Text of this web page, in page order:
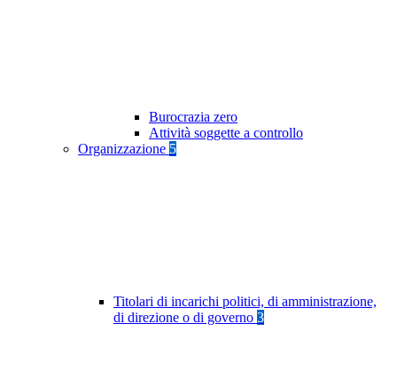
Burocrazia zero
Attività soggette a controllo
Organizzazione 5
Titolari di incarichi politici, di amministrazione,
di direzione o di governo 3